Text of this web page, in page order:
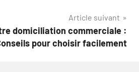
Article suivant
domiciliation commerciale :
pour choisir facilement